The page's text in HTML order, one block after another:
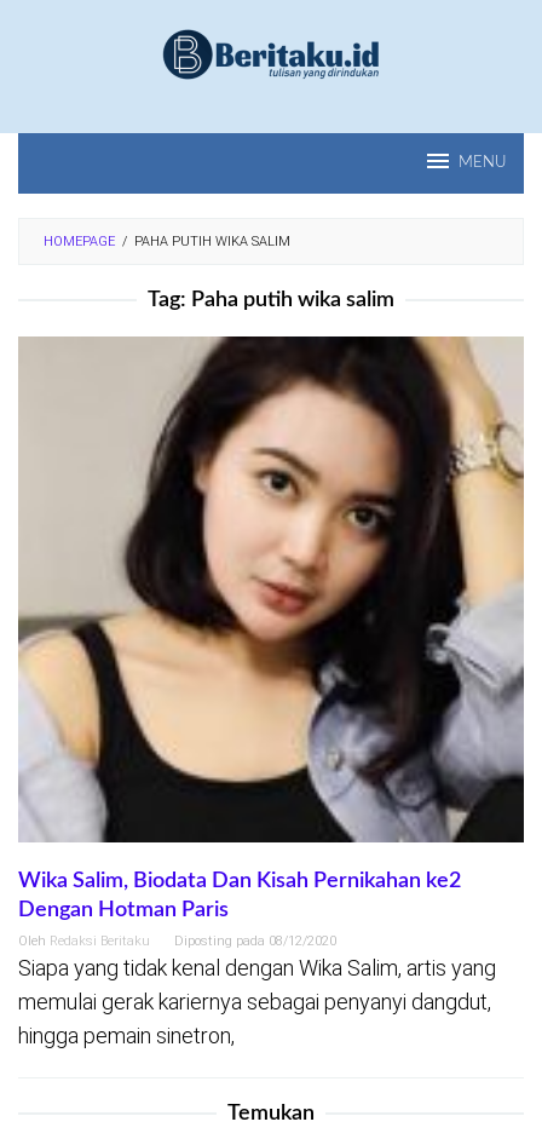
MENU
HOMEPAGE / PAHA PUTIH WIKA SALIM
Tag: Paha putih wika salim
Wika Salim, Biodata Dan Kisah Pernikahan ke2
Dengan Hotman Paris
Oleh Redaksi Beritaku Diposting pada 08/12/2020
Siapa yang tidak kenal dengan Wika Salim, artis yang
memulai gerak kariernya sebagai penyanyi dangdut,
hingga pemain sinetron,
Temukan